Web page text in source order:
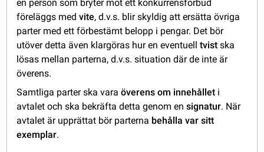
en person som bryter mot ett konkurrensförbud
föreläggs medvite, d.v.s. blir skyldig att ersätta övriga
parter med ett förbestämt belopp i pengar. Det bör
utöver detta även klargöras hur en eventuelltvist ska
lösas mellan parterna, d.v.s. situation där de inte är
överens.
Samtliga parter ska varaöverens om innehållet i
avtalet och ska bekräfta detta genom ensignatur. När
avtalet är upprättat bör parterna behålla var sitt
exemplar.